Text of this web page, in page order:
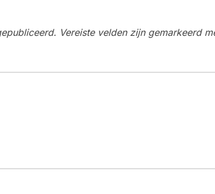
Vereiste velden zijn gemarkeerd